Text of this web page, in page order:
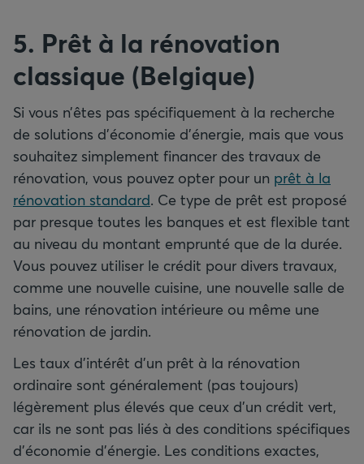
5. Prêt à la rénovation
classique (Belgique)
Si vous n’êtes pas spécifiquement à la recherche
de solutions d’économie d’énergie, mais que vous
souhaitez simplement financer des travaux de
rénovation, vous pouvez opter pour un prêt à la
rénovation standard. Ce type de prêt est proposé
par presque toutes les banques et est flexible tant
au niveau du montant emprunté que de la durée.
Vous pouvez utiliser le crédit pour divers travaux,
comme une nouvelle cuisine, une nouvelle salle de
bains, une rénovation intérieure ou même une
rénovation de jardin.
Les taux d’intérêt d’un prêt à la rénovation
ordinaire sont généralement (pas toujours)
légèrement plus élevés que ceux d’un crédit vert,
car ils ne sont pas liés à des conditions spécifiques
d’économie d’énergie. Les conditions exactes,